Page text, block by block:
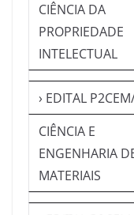
CIÊNCIA DA
PROPRIEDADE
INTELECTUAL
› EDITAL
CIÊNCIA E
ENGENHARIA
MATERIAIS